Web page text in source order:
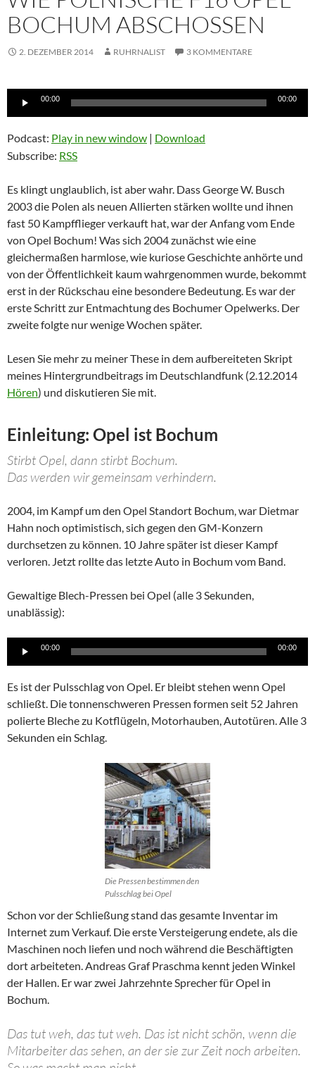
BOCHUM ABSCHOSSEN
2. DEZEMBER 2014 RUHRNALIST 3 KOMMENTARE
Audio-
00:00 00:00
Podcast: Play in new window | Download
Subscribe: RSS
Es klingt unglaublich, ist aber wahr. Dass George W. Busch
2003 die Polen als neuen Allierten stärken wollte und ihnen
fast 50 Kampfflieger verkauft hat, war der Anfang vom Ende
von Opel Bochum! Was sich 2004 zunächst wie eine
gleichermaßen harmlose, wie kuriose Geschichte anhörte und
von der Öffentlichkeit kaum wahrgenommen wurde, bekommt
erst in der Rückschau eine besondere Bedeutung. Es war der
erste Schritt zur Entmachtung des Bochumer Opelwerks. Der
zweite folgte nur wenige Wochen später.
Lesen Sie mehr zu meiner These in dem aufbereiteten Skript
meines Hintergrundbeitrags im Deutschlandfunk (2.12.2014
Hören) und diskutieren Sie mit.
Einleitung: Opel ist Bochum
Stirbt Opel, dann stirbt Bochum.
Das werden wir gemeinsam verhindern.
2004, im Kampf um den Opel Standort Bochum, war Dietmar
Hahn noch optimistisch, sich gegen den GM-Konzern
durchsetzen zu können. 10 Jahre später ist dieser Kampf
verloren. Jetzt rollte das letzte Auto in Bochum vom Band.
Gewaltige Blech-Pressen bei Opel (alle 3 Sekunden,
unablässig):
Audio-
00:00 00:00
Es ist der Pulsschlag von Opel. Er bleibt stehen wenn Opel
schließt. Die tonnenschweren Pressen formen seit 52 Jahren
polierte Bleche zu Kotflügeln, Motorhauben, Autotüren. Alle 3
Sekunden ein Schlag.
Die Pressen bestimmen den
Pulsschlag bei Opel
Schon vor der Schließung stand das gesamte Inventar im
Internet zum Verkauf. Die erste Versteigerung endete, als die
Maschinen noch liefen und noch während die Beschäftigten
dort arbeiteten. Andreas Graf Praschma kennt jeden Winkel
der Hallen. Er war zwei Jahrzehnte Sprecher für Opel in
Bochum.
Das tut weh, das tut weh. Das ist nicht schön, wenn die
Mitarbeiter das sehen, an der sie zur Zeit noch arbeiten.